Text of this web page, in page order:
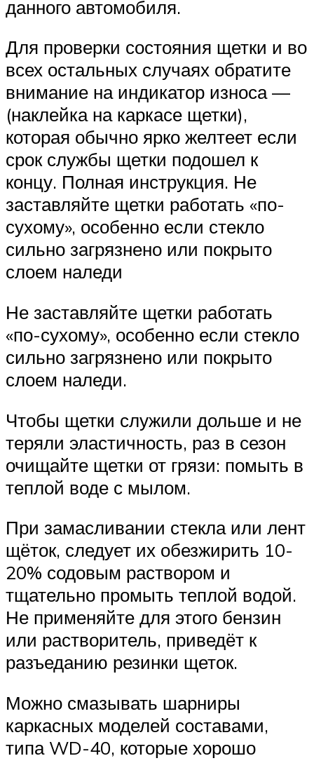
данного автомобиля.
Для проверки состояния щетки и во
всех остальных случаях обратите
внимание на индикатор износа —
(наклейка на каркасе щетки),
которая обычно ярко желтеет если
срок службы щетки подошел к
концу. Полная инструкция. Не
заставляйте щетки работать «по-
сухому», особенно если стекло
сильно загрязнено или покрыто
слоем наледи
Не заставляйте щетки работать
«по-сухому», особенно если стекло
сильно загрязнено или покрыто
слоем наледи.
Чтобы щетки служили дольше и не
теряли эластичность, раз в сезон
очищайте щетки от грязи: помыть в
теплой воде с мылом.
При замасливании стекла или лент
щёток, следует их обезжирить 10-
20% содовым раствором и
тщательно промыть теплой водой.
Не применяйте для этого бензин
или растворитель, приведёт к
разъеданию резинки щеток.
Можно смазывать шарниры
каркасных моделей составами,
типа WD-40, которые хорошо